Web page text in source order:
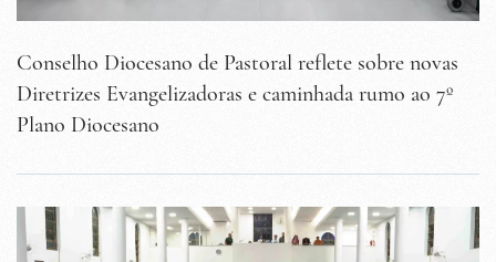
Conselho Diocesano de Pastoral reflete sobre novas
Diretrizes Evangelizadoras e caminhada rumo ao 7º
Plano Diocesano